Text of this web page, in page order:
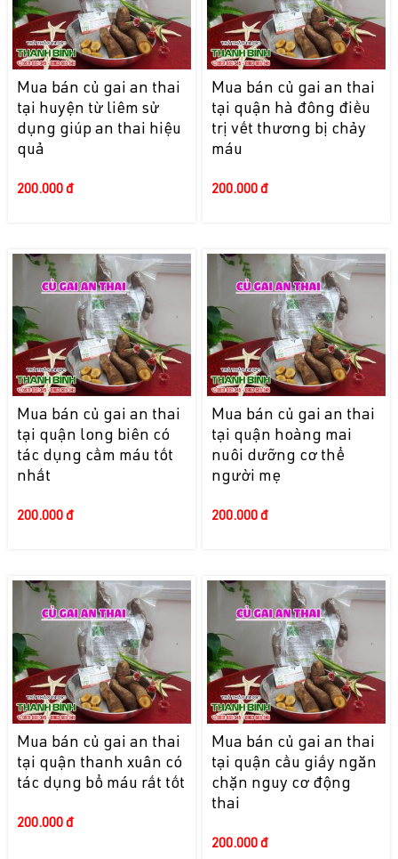
Mua bán củ gai an thai
tại huyện từ liêm sử
dụng giúp an thai hiệu
quả
200.000 đ
Mua bán củ gai an thai
tại quận hà đông điều
trị vết thương bị chảy
máu
200.000 đ
Mua bán củ gai an thai
tại quận long biên có
tác dụng cầm máu tốt
nhất
200.000 đ
Mua bán củ gai an thai
tại quận hoàng mai
nuôi dưỡng cơ thể
người mẹ
200.000 đ
Mua bán củ gai an thai
tại quận thanh xuân có
tác dụng bổ máu rất tốt
200.000 đ
Mua bán củ gai an thai
tại quận cầu giấy ngăn
chặn nguy cơ động
thai
200.000 đ